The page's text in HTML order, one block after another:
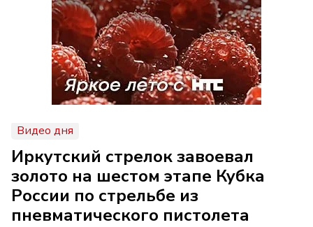
Видео дня
Иркутский стрелок завоевал
золото на шестом этапе Кубка
России по стрельбе из
пневматического пистолета